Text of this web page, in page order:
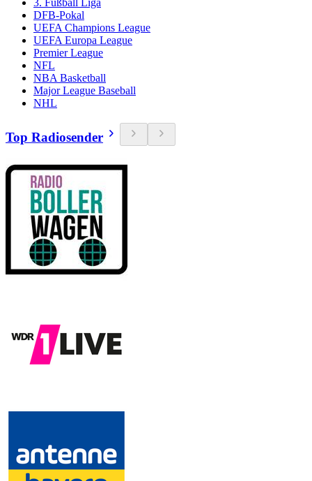
3. Fußball Liga
DFB-Pokal
UEFA Champions League
UEFA Europa League
Premier League
NFL
NBA Basketball
Major League Baseball
NHL
Top Radiosender